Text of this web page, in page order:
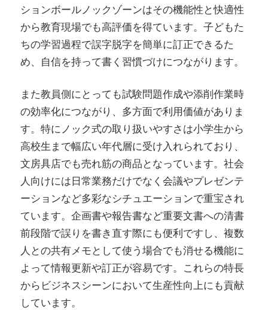
ションボールノックゾーンはその機能性と快適性
から教育現場でも高評価を得ています。子どもた
ちの学習過程で誤字脱字を簡単に訂正できるた
め、自信を持って書く習慣づけにつながります。
また教員側にとっても試験問題作成や添削作業時
の効率化につながり、多方面で利用価値がありま
す。特にノック式の取り扱いやすさは小学生から
高校生まで幅広い年代層に受け入れられており、
文房具店でも売れ筋の商品となっています。社会
人向けには日常業務だけでなく会議やプレゼンテ
ーションなど多彩なシチュエーションで重宝され
ています。企画書や報告書など重要文書への清書
前段階で誤りを書き直す際にも便利ですし、複数
人との共有メモとして使う場合でも消せる機能に
よって情報更新や訂正が容易です。これらの特長
からビジネスシーンにおいて生産性向上にも貢献
しています。